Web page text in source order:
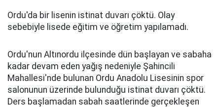
Ordu'da bir lisenin istinat duvarı çöktü. Olay
sebebiyle lisede eğitim ve öğretim yapılamadı.
Ordu'nun Altınordu ilçesinde dün başlayan ve sabaha
kadar devam eden yağış nedeniyle Şahincili
Mahallesi'nde bulunan Ordu Anadolu Lisesinin spor
salonunun üzerinde bulunduğu istinat duvarı çöktü.
Ders başlamadan sabah saatlerinde gerçekleşen